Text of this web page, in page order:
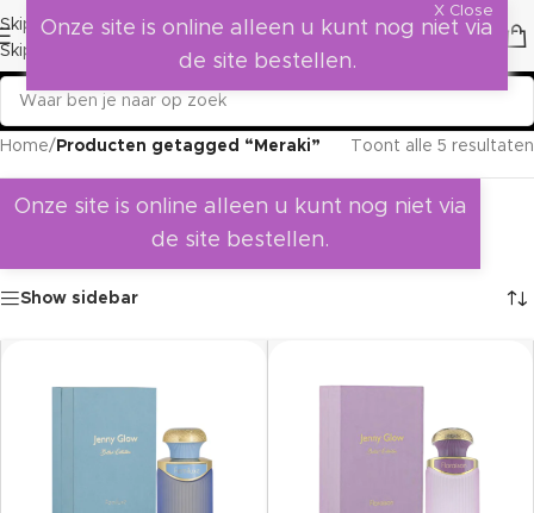
Skip to navigation
Skip to main content
Home/ Producten getagged “Meraki” Toont alle 5 resultaten
Onze site is online alleen u kunt nog niet via
de site bestellen.
Show sidebar
X Close
Onze site is online alleen u kunt nog niet via
de site bestellen.